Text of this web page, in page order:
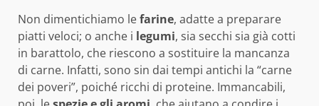
Non dimentichiamo lefarine, adatte a preparare
piatti veloci; o anche i legumi, sia secchi sia già cotti
in barattolo, che riescono a sostituire la mancanza
di carne. Infatti, sono sin dai tempi antichi la “carne
dei poveri”, poiché ricchi di proteine. Immancabili,